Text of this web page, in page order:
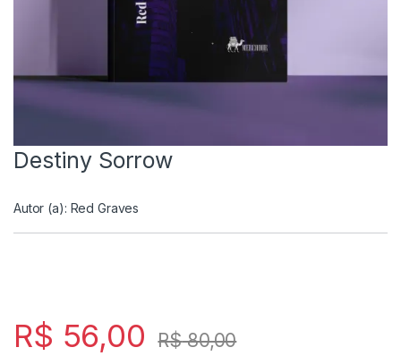
Destiny Sorrow
Autor (a): Red Graves
R$ 56,00 R$80,00